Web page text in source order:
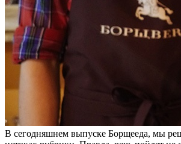
В сегодняшнем выпуске Борщееда, мы